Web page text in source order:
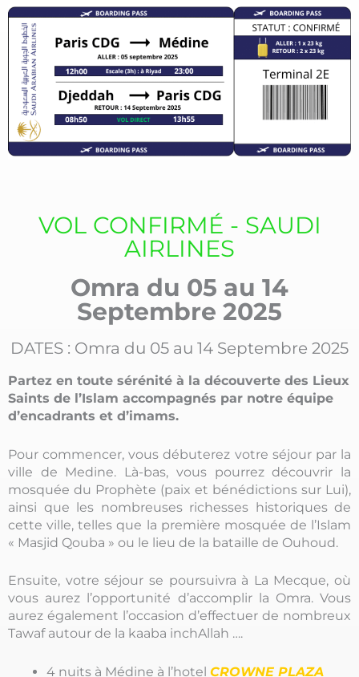
VOL CONFIRMÉ - SAUDI
AIRLINES
Omra du 05 au 14
Septembre 2025
DATES : Omra du 05 au 14 Septembre 2025
Partez en toute sérénité à la découverte des Lieux
Saints de l’Islam accompagnés par notre équipe
d’encadrants et d’imams.
Pour commencer, vous débuterez votre séjour par la
ville de Medine. Là-bas, vous pourrez découvrir la
mosquée du Prophète (paix et bénédictions sur Lui),
ainsi que les nombreuses richesses historiques de
cette ville, telles que la première mosquée de l’Islam
« Masjid Qouba » ou le lieu de la bataille de Ouhoud.
Ensuite, votre séjour se poursuivra à La Mecque, où
vous aurez l’opportunité d’accomplir la Omra. Vous
aurez également l’occasion d’effectuer de nombreux
Tawaf autour de la kaaba inchAllah ….
4 nuits à Médine à l’hotel CROWNE PLAZA